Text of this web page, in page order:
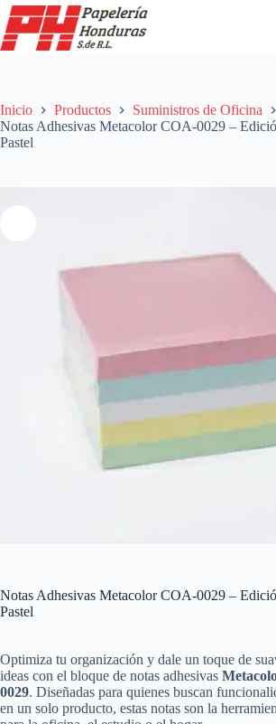
Saltar
al
contenido
Inicio Productos Suministros de Oficina
Notas Adhesivas Metacolor COA-0029 –
Pastel
Notas Adhesivas Metacolor COA-0029 –
Pastel
Optimiza tu organización y dale un toque de
ideas con el bloque de notas adhesivas
0029. Diseñadas para quienes buscan
en un solo producto, estas notas son la